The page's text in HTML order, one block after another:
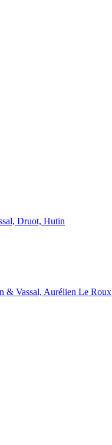
Druot, Hutin
& Vassal, Aurélien Le Roux